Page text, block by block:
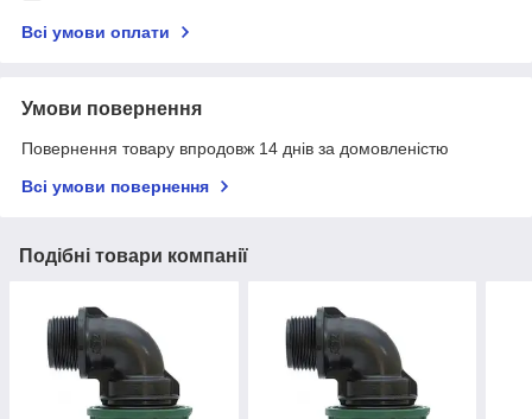
Всі умови оплати
Умови повернення
Повернення товару впродовж 14 днів за домовленістю
Всі умови повернення
Подібні товари компанії